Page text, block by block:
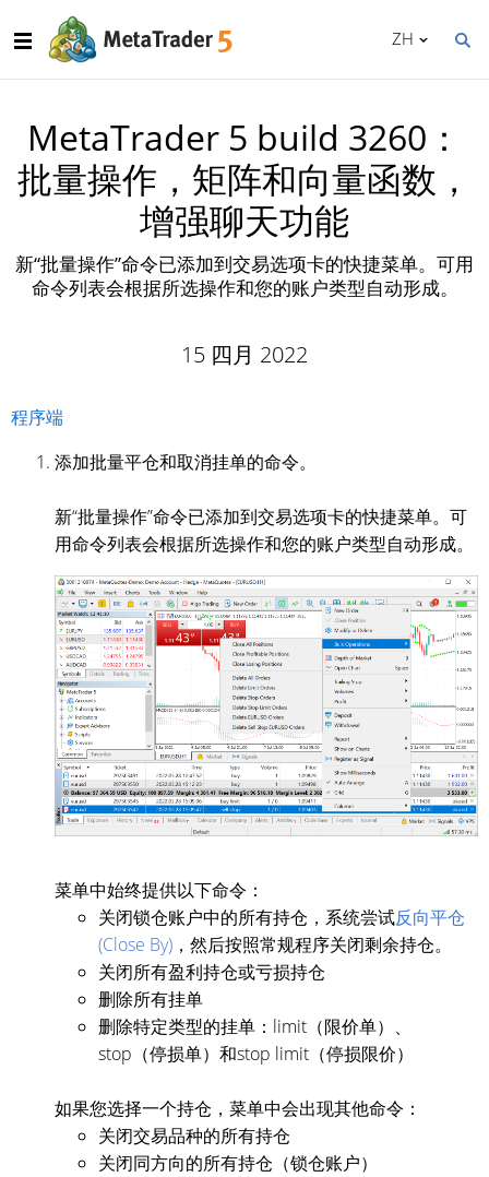
ZH
MetaTrader 5 build 3260：
批量操作，矩阵和向量函数，
增强聊天功能
新“批量操作”命令已添加到交易选项卡的快捷菜单。可用
命令列表会根据所选操作和您的账户类型自动形成。
15 四月 2022
程序端
添加批量平仓和取消挂单的命令。
新“批量操作”命令已添加到交易选项卡的快捷菜单。可
用命令列表会根据所选操作和您的账户类型自动形成。
菜单中始终提供以下命令：
关闭锁仓账户中的所有持仓，系统尝试反向平仓
(Close By) ，然后按照常规程序关闭剩余持仓。
关闭所有盈利持仓或亏损持仓
删除所有挂单
删除特定类型的挂单：limit（限价单）、
stop（停损单）和stop limit（停损限价）
如果您选择一个持仓，菜单中会出现其他命令：
关闭交易品种的所有持仓
关闭同方向的所有持仓（锁仓账户）